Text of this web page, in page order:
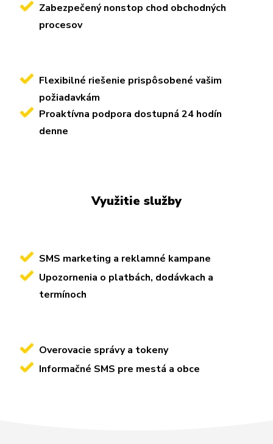
Zabezpečený nonstop chod obchodných
procesov
Flexibilné riešenie prispôsobené vašim
požiadavkám
Proaktívna podpora dostupná 24 hodín
denne
Využitie služby
SMS marketing a reklamné kampane
Upozornenia o platbách, dodávkach a
termínoch
Overovacie správy a tokeny
Informačné SMS pre mestá a obce